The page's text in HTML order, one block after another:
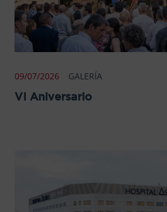
09/07/2026 GALERÍA
VI Aniversario